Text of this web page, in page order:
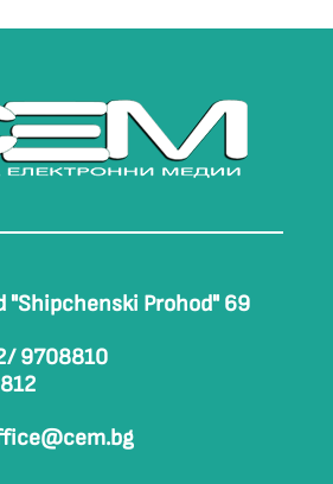
"Shipchenski Prohod" 69
9708810